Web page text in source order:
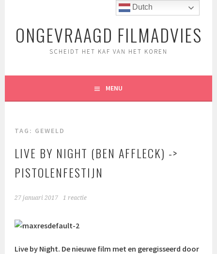
inhoudONGEVRAAGD FILMADVIES
SCHEIDT HET KAF VAN HET KOREN
MENU
TAG: GEWELD
LIVE BY NIGHT (BEN AFFLECK) ->
PISTOLENFESTIJN
27 januari 2017 1 reactie
Live by Night. De nieuwe film met en geregisseerd door
Dutch